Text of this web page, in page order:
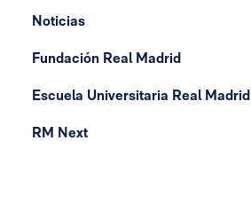
Noticias
Fundación Real Madrid
Escuela Universitaria Real Madrid
RM Next